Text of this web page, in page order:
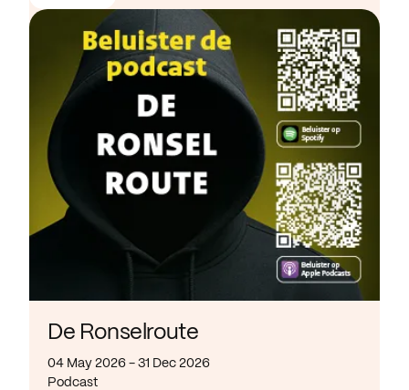
De Ronselroute
04 May 2026 - 31 Dec 2026
Podcast